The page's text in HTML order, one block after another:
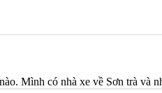
Mình có nhà xe về Sơn trà và